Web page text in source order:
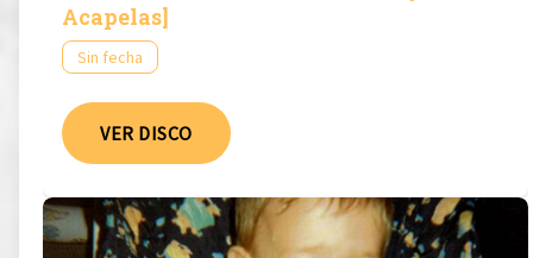
Acapelas]
Sin fecha
VER DISCO